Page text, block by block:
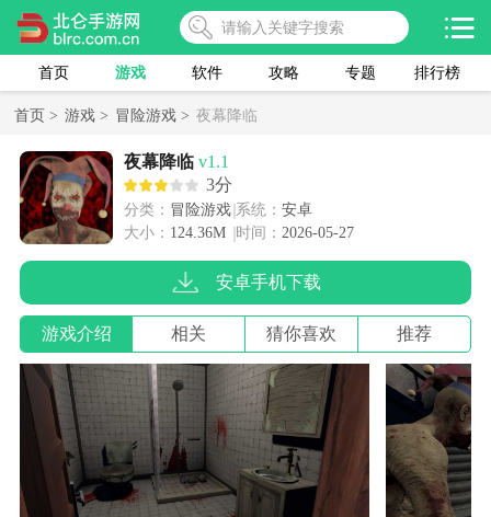
首页 游戏 软件 攻略 专题 排行榜
首页 > 游戏 > 冒险游戏 > 夜幕降临
夜幕降临 v1.1
3分
分类： 冒险游戏 系统： 安卓
大小： 124.36M 时间： 2026-05-27
安卓手机下载
游戏介绍 相关 猜你喜欢 推荐